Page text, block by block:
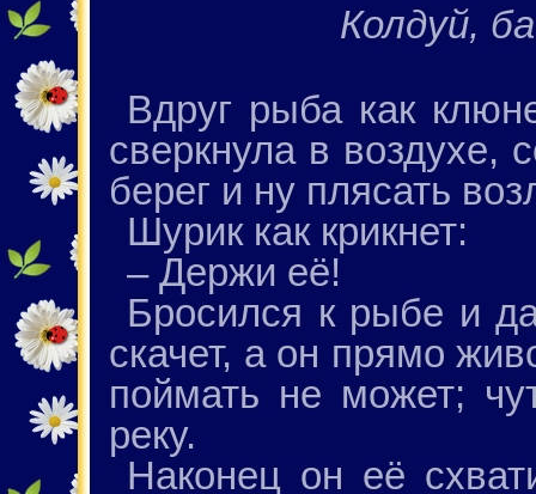
Колдуй,
Вдруг рыба как
сверкнула в воздухе,
берег и ну плясать
Шурик как крикнет:
– Держи её!
Бросился к рыбе и
скачет, а он прямо
поймать не может;
реку.
Наконец он её